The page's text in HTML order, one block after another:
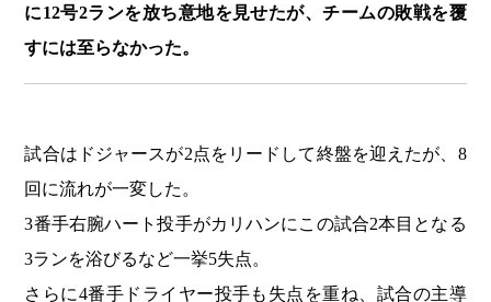
に12号2ランを放ち意地を見せたが、チームの敗戦を覆
すには至らなかった。
試合はドジャースが2点をリードして終盤を迎えたが、8
回に流れが一変した。
3番手右腕ハート投手がカリハンにこの試合2本目となる
3ランを浴びるなど一挙5失点。
さらに4番手ドライヤー投手も失点を重ね、試合の主導